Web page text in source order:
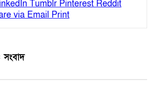
Tumblr Pinterest Reddit
via Email Print